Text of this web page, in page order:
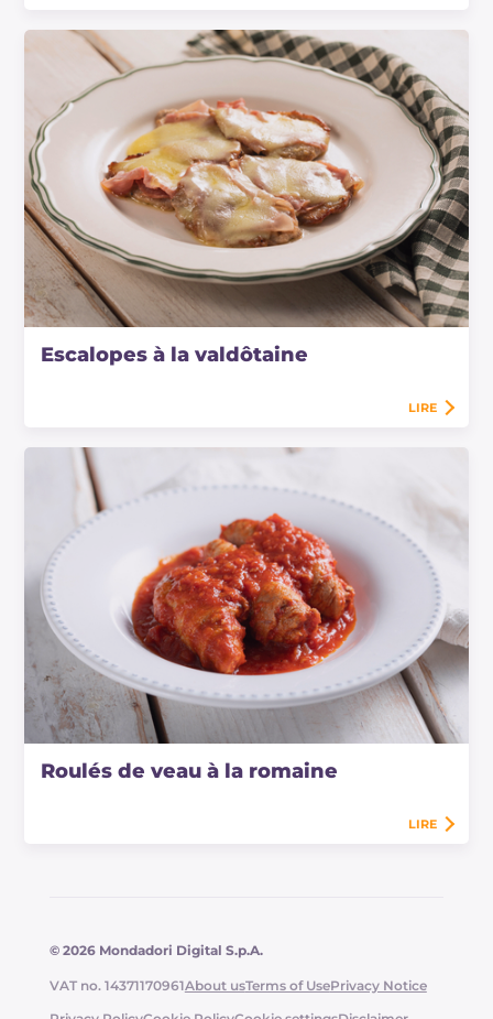
Escalopes à la valdôtaine
LIRE
Roulés de veau à la romaine
LIRE
© 2026 Mondadori Digital S.p.A.
VAT no. 14371170961About usTerms of UsePrivacy Notice